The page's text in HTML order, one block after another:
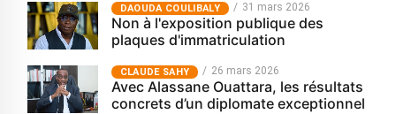
‎DAOUDA COULIBALY 31 mars 2026
Non à l'exposition publique des
plaques d'immatriculation
CLAUDE SAHY 26 mars 2026
Avec Alassane Ouattara, les résultats
concrets d’un diplomate exceptionnel